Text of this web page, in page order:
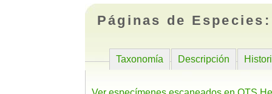
Páginas de
Taxonomía Descripción